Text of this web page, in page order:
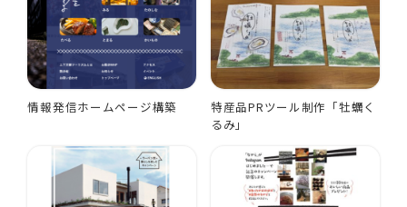
情報発信ホームページ構築
特産品PRツール制作「牡蠣く
るみ」